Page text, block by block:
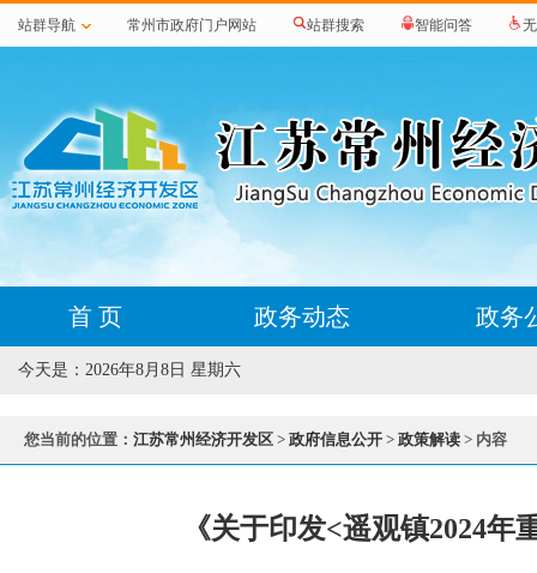
站群导航 常州市政府门户网站 站群搜索 智能问答
首 页 政务动态 政务
今天是： 2026年8月8日 星期六
您当前的位置： 江苏常州经济开发区 > 政府信息公开 > 政策解读 > 内容
《关于印发<遥观镇2024